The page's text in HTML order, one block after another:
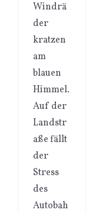
Windrä
der
kratzen
am
blauen
Himmel.
Auf der
Landstr
aße fällt
der
Stress
des
Autobah